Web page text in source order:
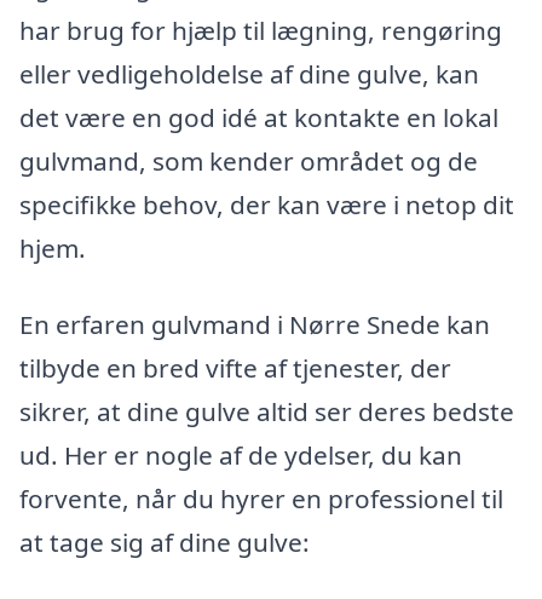
har brug for hjælp til lægning, rengøring
eller vedligeholdelse af dine gulve, kan
det være en god idé at kontakte en lokal
gulvmand, som kender området og de
specifikke behov, der kan være i netop dit
hjem.
En erfaren gulvmand i Nørre Snede kan
tilbyde en bred vifte af tjenester, der
sikrer, at dine gulve altid ser deres bedste
ud. Her er nogle af de ydelser, du kan
forvente, når du hyrer en professionel til
at tage sig af dine gulve: